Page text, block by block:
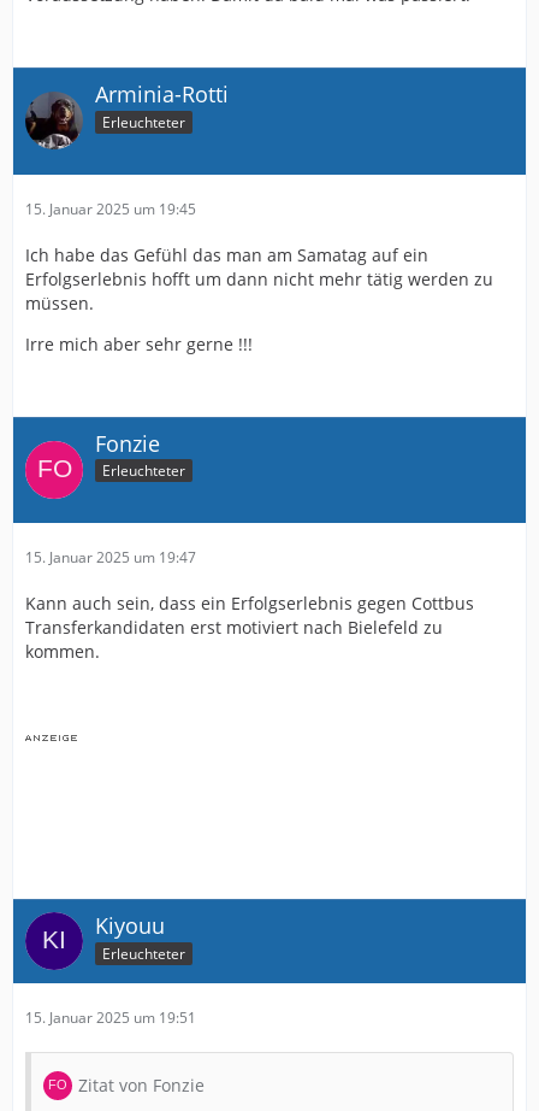
Arminia-Rotti
Erleuchteter
15. Januar 2025 um 19:45
Ich habe das Gefühl das man am Samatag auf ein
Erfolgserlebnis hofft um dann nicht mehr tätig werden zu
müssen.
Irre mich aber sehr gerne !!!
Fonzie
Erleuchteter
15. Januar 2025 um 19:47
Kann auch sein, dass ein Erfolgserlebnis gegen Cottbus
Transferkandidaten erst motiviert nach Bielefeld zu
kommen.
Kiyouu
Erleuchteter
15. Januar 2025 um 19:51
Zitat von Fonzie